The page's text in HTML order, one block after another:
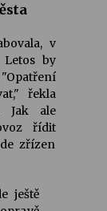
V Želivě ožije
v Klášteře
v
Letos by
řekla
Jak ale
řídit
zřízen
ještě